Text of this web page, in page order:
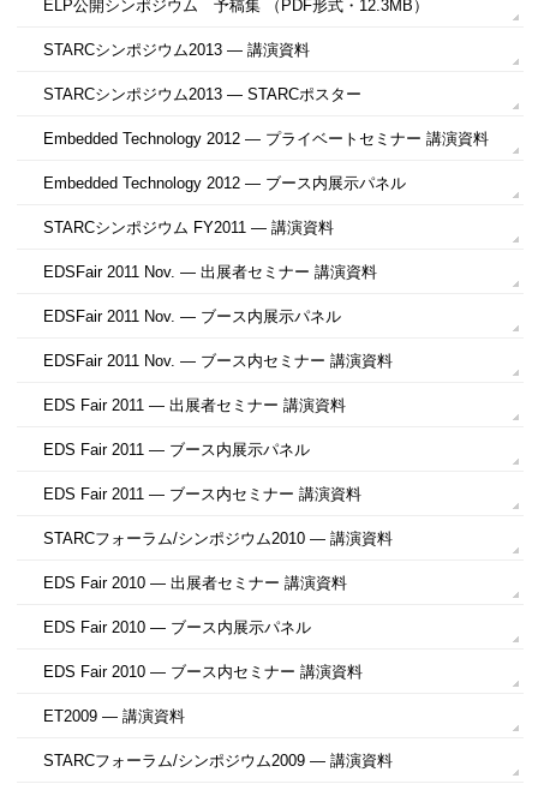
ELP公開シンポジウム 予稿集 （PDF形式・12.3MB）
STARCシンポジウム2013 ― 講演資料
STARCシンポジウム2013 ― STARCポスター
Embedded Technology 2012 ― プライベートセミナー 講演資料
Embedded Technology 2012 ― ブース内展示パネル
STARCシンポジウム FY2011 ― 講演資料
EDSFair 2011 Nov. ― 出展者セミナー 講演資料
EDSFair 2011 Nov. ― ブース内展示パネル
EDSFair 2011 Nov. ― ブース内セミナー 講演資料
EDS Fair 2011 ― 出展者セミナー 講演資料
EDS Fair 2011 ― ブース内展示パネル
EDS Fair 2011 ― ブース内セミナー 講演資料
STARCフォーラム/シンポジウム2010 ― 講演資料
EDS Fair 2010 ― 出展者セミナー 講演資料
EDS Fair 2010 ― ブース内展示パネル
EDS Fair 2010 ― ブース内セミナー 講演資料
ET2009 ― 講演資料
STARCフォーラム/シンポジウム2009 ― 講演資料